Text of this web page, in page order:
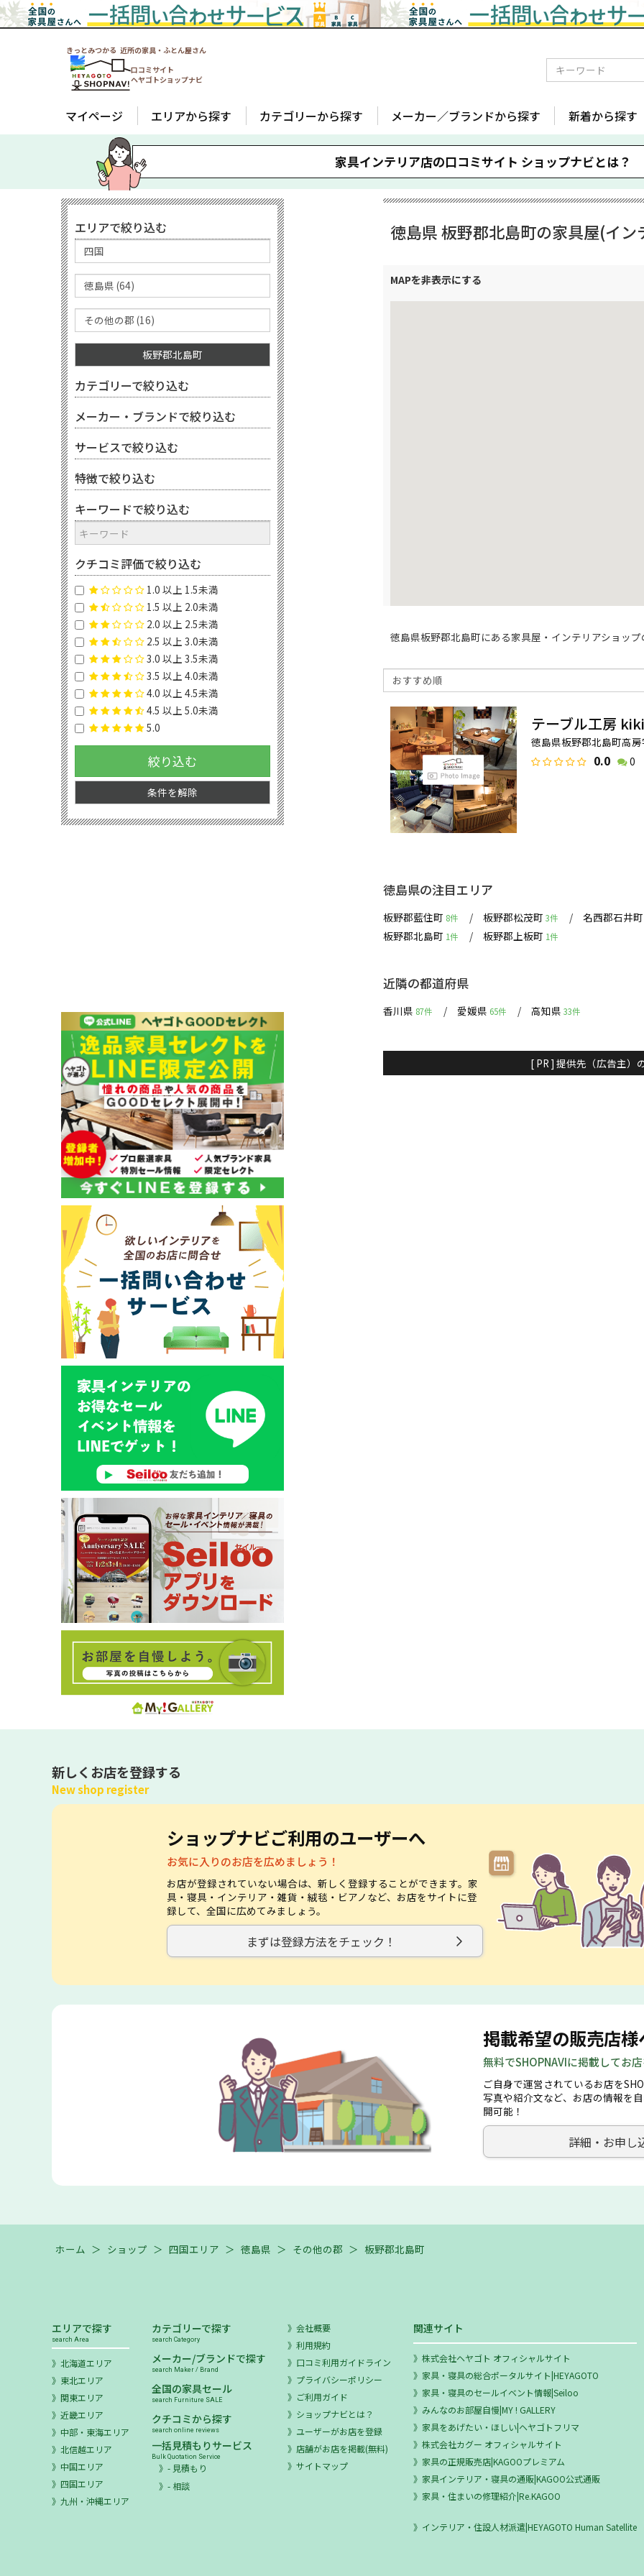
きっとみつかる 近所の家具・ふとん屋さん
口コミサイト
ヘヤゴトショップナビ
マイページ エリアから探す カテゴリーから探す メーカー／ブランドから探す 新着から探す
家具インテリア店の口コミサイト ショップナビとは？
徳島県 板野郡北島町の家具屋(イ
徳島県板野郡北島町にある家具屋・インテリアショップ
テーブル工房 kiki
徳島県板野郡北島町高
0.0 0
徳島県の注目エリア
板野郡藍住町 8件 板野郡松茂町 3件 名西郡石井町
板野郡北島町 1件 板野郡上板町 1件
近隣の都道府県
香川県 87件 愛媛県 65件 高知県 33件
[ PR ] 提供先（広告主）
エリアで絞り込む
板野郡北島町
カテゴリーで絞り込む
メーカー・ブランドで絞り込む
サービスで絞り込む
特徴で絞り込む
キーワードで絞り込む
クチコミ評価で絞り込む
1.0 以上 1.5未満
1.5 以上 2.0未満
2.0 以上 2.5未満
2.5 以上 3.0未満
3.0 以上 3.5未満
3.5 以上 4.0未満
4.0 以上 4.5未満
4.5 以上 5.0未満
5.0
絞り込む
条件を解除
新しくお店を登録する
New shop register
ショップナビご利用のユーザーへ
お気に入りのお店を広めましょう！
お店が登録されていない場合は、新しく登録することができます。家
具・寝具・インテリア・雑貨・絨毯・ビアノなど、お店をサイトに登
録して、全国に広めてみましょう。
まずは登録方法をチェック！
掲載希望の販売店様
無料でSHOPNAVIに掲載してお
ご自身で運営されているお店を
写真や紹介文など、お店の情報を
開可能！
詳細・お申し
ホーム ＞ ショップ ＞ 四国エリア ＞ 徳島県 ＞ その他の郡 ＞ 板野郡北島町
エリアで探す
search Area
北海道エリア
東北エリア
関東エリア
近畿エリア
中部・東海エリア
北信越エリア
中国エリア
四国エリア
九州・沖縄エリア
カテゴリーで探す
search Category
メーカー/ブランドで探す
search Maker / Brand
全国の家具セール
search Furniture SALE
クチコミから探す
search online reviews
一括見積もりサービス
Bulk Quotation Service
- 見積もり
- 相談
会社概要
利用規約
口コミ利用ガイドライン
プライバシーポリシー
ご利用ガイド
ショップナビとは？
ユーザーがお店を登録
店舗がお店を掲載(無料)
サイトマップ
関連サイト
株式会社ヘヤゴト オフィシャルサイト
家具・寝具の総合ポータルサイト|HEYAGOTO
家具・寝具のセールイベント情報|Seiloo
みんなのお部屋自慢|MY ! GALLERY
家具をあげたい・ほしい|ヘヤゴトフリマ
株式会社カグー オフィシャルサイト
家具の正規販売店|KAGOOプレミアム
家具インテリア・寝具の通販|KAGOO公式通販
家具・住まいの修理紹介|Re.KAGOO
インテリア・住設人材派遣|HEYAGOTO Human Satellite